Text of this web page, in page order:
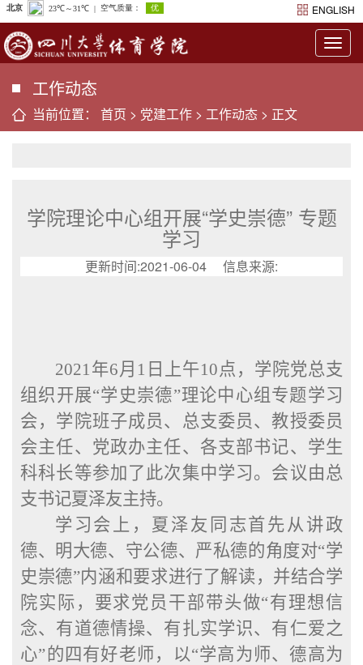
ENGLISH
工作动态
当前位置： 首页 > 党建工作 > 工作动态 > 正文
学院理论中心组开展“学史崇德” 专题
学习
更新时间:2021-06-04 信息来源:
2021年6月1日上午10点，学院党总支
组织开展“学史崇德”理论中心组专题学习
会，学院班子成员、总支委员、教授委员
会主任、党政办主任、各支部书记、学生
科科长等参加了此次集中学习。会议由总
支书记夏泽友主持。
学习会上，夏泽友同志首先从讲政
德、 明大德、守公德、严私德的角度对“学
史崇德”内涵和要求进行了解读，并结合学
院实际，要求党员干部带头做“有理想信
念、有道德情操、有扎实学识、有仁爱之
心”的四有好老师，以“学高为师、德高为